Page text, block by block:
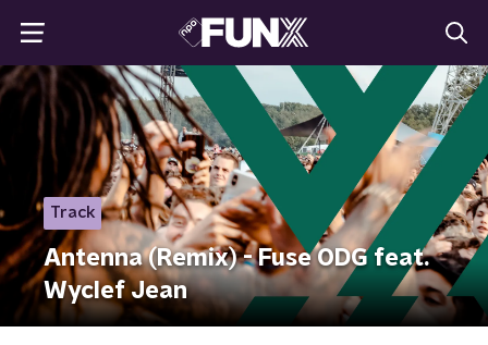
Track
Antenna (Remix) - Fuse ODG feat.
Wyclef Jean